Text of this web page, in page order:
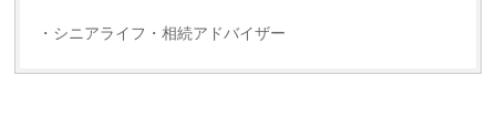
・シニアライフ・相続アドバイザー